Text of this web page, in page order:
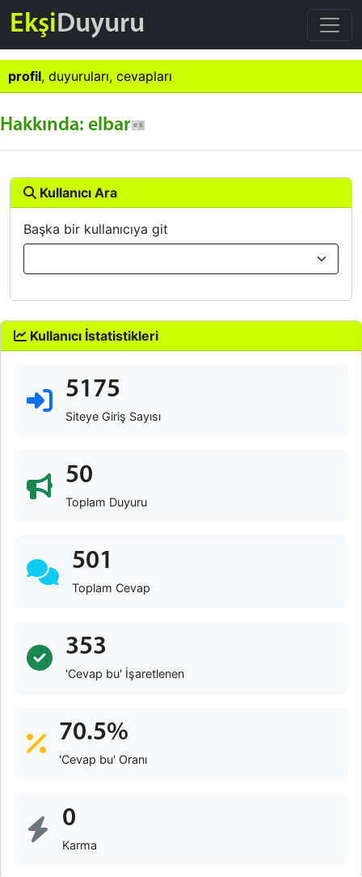
EkşiDuyuru
profil, duyuruları, cevapları
Hakkında: elbar
Kullanıcı Ara
Başka bir kullanıcıya git
Kullanıcı İstatistikleri
5175
Siteye Giriş Sayısı
50
Toplam Duyuru
501
Toplam Cevap
353
'Cevap bu' İşaretlenen
70.5%
'Cevap bu' Oranı
0
Karma